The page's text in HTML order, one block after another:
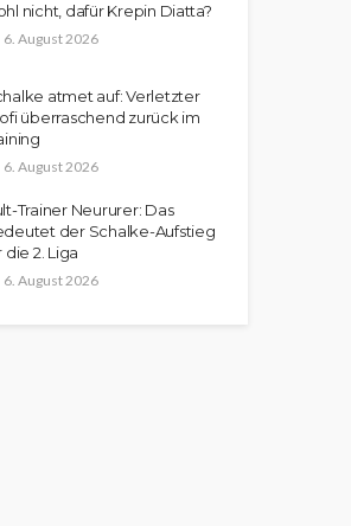
nicht, dafür Krepin Diatta?
6. August 2026
atmet auf: Verletzter
überraschend zurück im
6. August 2026
Trainer Neururer: Das
der Schalke-Aufstieg
die 2. Liga
6. August 2026